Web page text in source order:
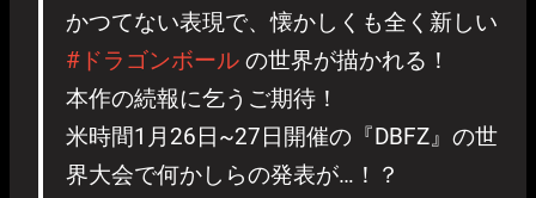
かつてない表現で、懐かしくも全く新しい
#ドラゴンボール の世界が描かれる！
本作の続報に乞うご期待！
米時間1月26日~27日開催の『DBFZ』の世
界大会で何かしらの発表が…！？